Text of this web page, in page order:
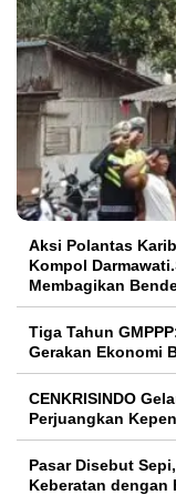
Aksi Polantas
Kompol
Membagikan
Tiga Tahun
Gerakan Ekonomi
CENKRISINDO
Perjuangkan
Pasar Disebut
Keberatan dengan